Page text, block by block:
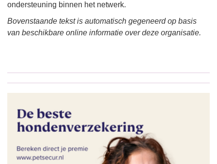
ondersteuning binnen het netwerk.
Bovenstaande tekst is automatisch gegeneerd op basis
van beschikbare online informatie over deze organisatie.